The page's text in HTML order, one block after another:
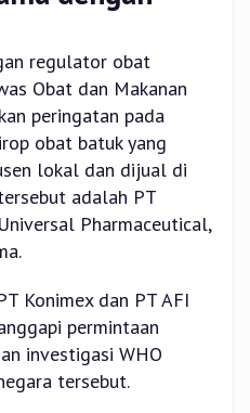
regulator obat
Obat dan Makanan
peringatan pada
obat batuk yang
lokal dan dijual di
adalah PT
Pharmaceutical,
Konimex dan PT AFI
permintaan
investigasi WHO
tersebut.